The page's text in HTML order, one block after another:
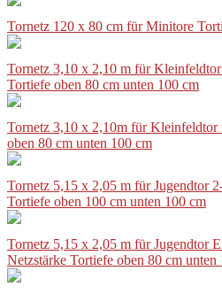
Tornetz 120 x 80 cm für Minitore
Tornetz 3,10 x 2,10 m für
Tortiefe oben 80 cm unten 100 cm
Tornetz 3,10 x 2,10m für Kleinfeldtor
oben 80 cm unten 100 cm
Tornetz 5,15 x 2,05 m für Jugendtor
Tortiefe oben 100 cm unten 100 cm
Tornetz 5,15 x 2,05 m für Jugendtor
Netzstärke Tortiefe oben 80 cm unten